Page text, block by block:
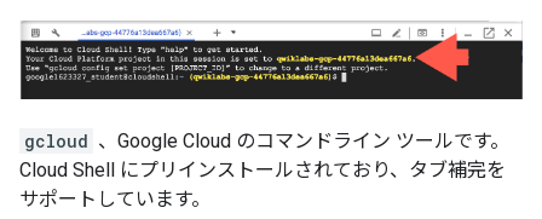
gcloud 、Google Cloud のコマンドライン ツールです。
Cloud Shell にプリインストールされており、タブ補完を
サポートしています。